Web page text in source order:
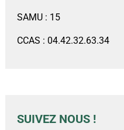
SAMU : 15
CCAS : 04.42.32.63.34
SUIVEZ NOUS !